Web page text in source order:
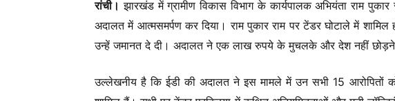
रांची। झारखंड में ग्रामीण विकास विभाग के कार्यपालक अभियंता राम
अदालत में आत्मसमर्पण कर दिया। राम पुकार राम पर टेंडर घोटाले में
उन्हें जमानत दे दी। अदालत ने एक लाख रुपये के मुचलके और देश नहीं छोड़ने
उल्लेखनीय है कि ईडी की अदालत ने इस मामले में उन सभी 15 आरोपितों